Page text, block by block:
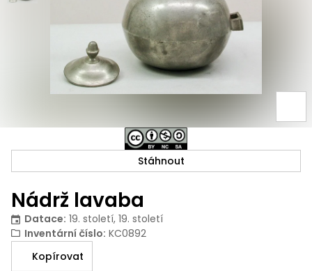
Nádrž lavaba
Datace: 19. století, 19. století
Inventární číslo: KC0892
Kopírovat
Stáhnout